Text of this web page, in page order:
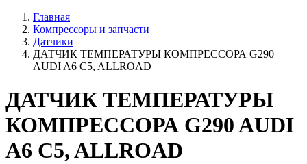
Главная
Компрессоры и запчасти
Датчики
ДАТЧИК ТЕМПЕРАТУРЫ КОМПРЕССОРА G290
AUDI A6 C5, ALLROAD
ДАТЧИК ТЕМПЕРАТУРЫ
КОМПРЕССОРА G290 AUDI
A6 C5, ALLROAD